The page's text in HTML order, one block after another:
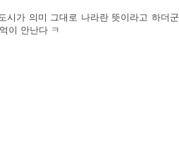
시가 의미 그대로 나라란 뜻이라고 하더군
이 안난다 ㅋ